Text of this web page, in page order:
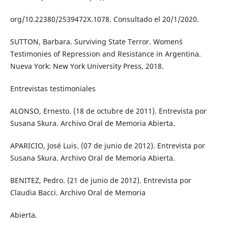
org/10.22380/2539472X.1078. Consultado el 20/1/2020.
SUTTON, Barbara. Surviving State Terror. Women´s
Testimonies of Repression and Resistance in Argentina.
Nueva York: New York University Press, 2018.
Entrevistas testimoniales
ALONSO, Ernesto. (18 de octubre de 2011). Entrevista por
Susana Skura. Archivo Oral de Memoria Abierta.
APARICIO, José Luis. (07 de junio de 2012). Entrevista por
Susana Skura. Archivo Oral de Memoria Abierta.
BENITEZ, Pedro. (21 de junio de 2012). Entrevista por
Claudia Bacci. Archivo Oral de Memoria
Abierta.